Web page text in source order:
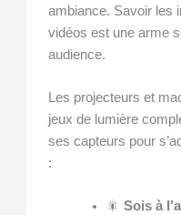
ambiance. Savoir les
vidéos est une arme
audience.
Les projecteurs et
jeux de lumière
ses capteurs pour
:
🎇 Sois à